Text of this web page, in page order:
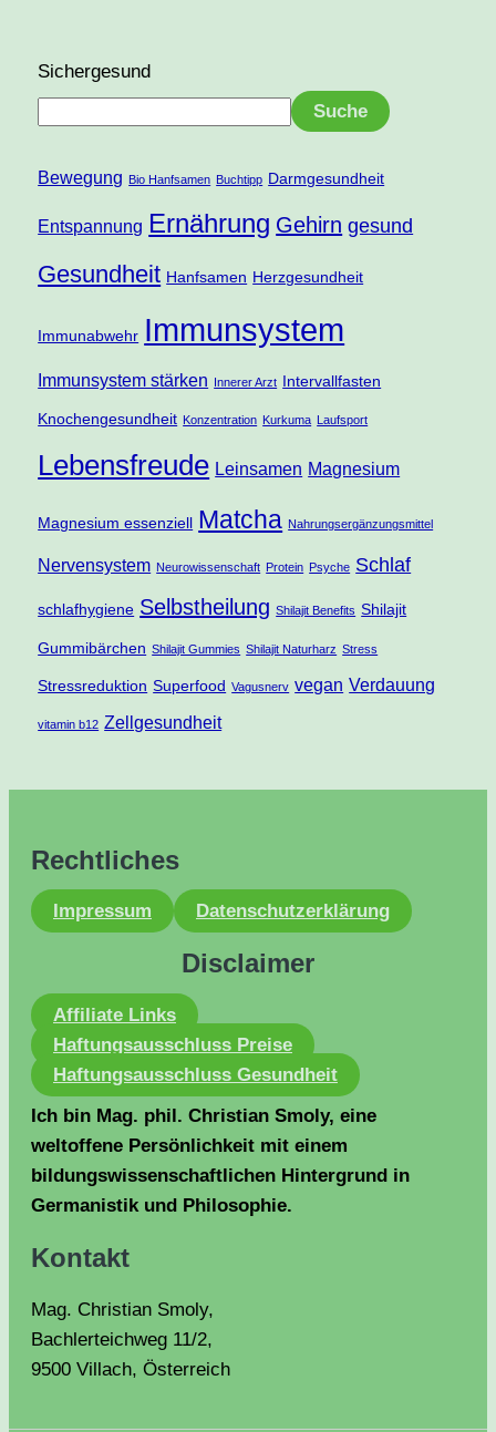
Sichergesund
Suche
Bewegung Bio Hanfsamen Buchtipp Darmgesundheit
Entspannung Ernährung Gehirn gesund
Gesundheit Hanfsamen Herzgesundheit
Immunabwehr Immunsystem
Immunsystem stärken Innerer Arzt Intervallfasten
Knochengesundheit Konzentration Kurkuma Laufsport
Lebensfreude Leinsamen Magnesium
Magnesium essenziell Matcha Nahrungsergänzungsmittel
Nervensystem Neurowissenschaft Protein Psyche Schlaf
schlafhygiene Selbstheilung Shilajit Benefits Shilajit
Gummibärchen Shilajit Gummies Shilajit Naturharz Stress
Stressreduktion Superfood Vagusnerv vegan Verdauung
vitamin b12 Zellgesundheit
Rechtliches
Impressum Datenschutzerklärung
Disclaimer
Affiliate Links
Haftungsausschluss Preise
Haftungsausschluss Gesundheit
Ich bin Mag. phil. Christian Smoly, eine
weltoffene Persönlichkeit mit einem
bildungswissenschaftlichen Hintergrund in
Germanistik und Philosophie.
Kontakt
Mag. Christian Smoly,
Bachlerteichweg 11/2,
9500 Villach, Österreich